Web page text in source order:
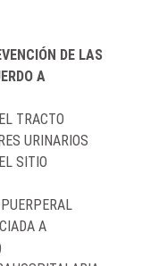
DE LAS
A
TRACTO
URINARIOS
SITIO
A